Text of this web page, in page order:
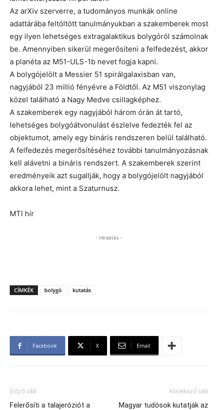
Az arXiv szerverre, a tudományos munkák online
adattárába feltöltött tanulmányukban a szakemberek most
egy ilyen lehetséges extragalaktikus bolygóról számolnak
be. Amennyiben sikerül megerősíteni a felfedezést, akkor
a planéta az M51-ULS-1b nevet fogja kapni.
A bolygójelölt a Messier 51 spirálgalaxisban van,
nagyjából 23 millió fényévre a Földtől. Az M51 viszonylag
közel található a Nagy Medve csillagképhez.
A szakemberek egy nagyjából három órán át tartó,
lehetséges bolygóátvonulást észlelve fedezték fel az
objektumot, amely egy bináris rendszeren belül található.
A felfedezés megerősítéséhez további tanulmányozásnak
kell alávetni a bináris rendszert. A szakemberek szerint
eredményeik azt sugallják, hogy a bolygójelölt nagyjából
akkora lehet, mint a Szaturnusz.
MTI hír
- Hirdetés -
CÍMKÉK bolygó kutatás
Facebook X Email
Előző cikk
Felerősíti a talajeróziót a
Következő cikk
Magyar tudósok kutatják az